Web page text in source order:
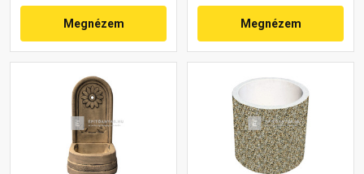
Megnézem Megnézem